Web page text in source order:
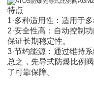
特点
1·多种适用性：适用于
2·安全性高：自动控制
保证长期稳定性。
3·节约能源：通过维持
总之，先导式防爆比例
了可靠保障。